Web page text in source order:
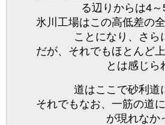
る辺りからは4～
氷川工場はこの高低差の
ことになり、さら
だが、それでもほとんど
とは感じら
道はここで砂利道
それでもなお、一筋の道
が現れなか